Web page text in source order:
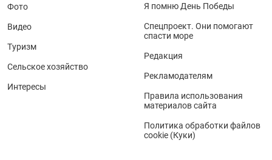
Фото
Видео
Туризм
Сельское хозяйство
Интересы
Я помню День Победы
Спецпроект. Они помогают
спасти море
Редакция
Рекламодателям
Правила использования
материалов сайта
Политика обработки файлов
cookie (Куки)